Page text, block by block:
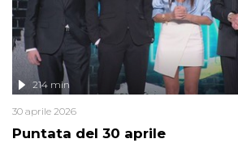
Puntata del 30 aprile
214 min
30 aprile 2026